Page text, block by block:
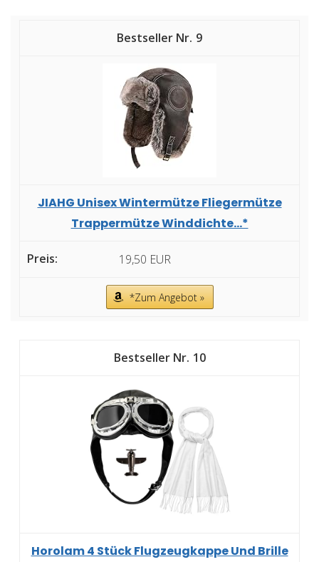
9
JIAHG Unisex Wintermütze Fliegermütze
Trappermütze Winddichte...*
19,50 EUR
*Zum Angebot »
10
Horolam 4 Stück Flugzeugkappe Und Brille